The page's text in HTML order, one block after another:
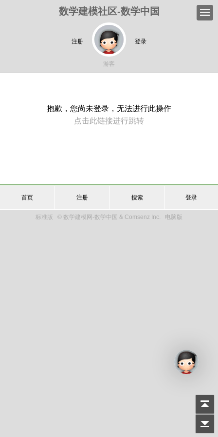
数学建模社区-数学中国
注册 登录
游客
抱歉，您尚未登录，无法进行此操作
点击此链接进行跳转
首页 注册 搜索 登录
标准版 © 数学建模网-数学中国 & Comsenz Inc. 电脑版